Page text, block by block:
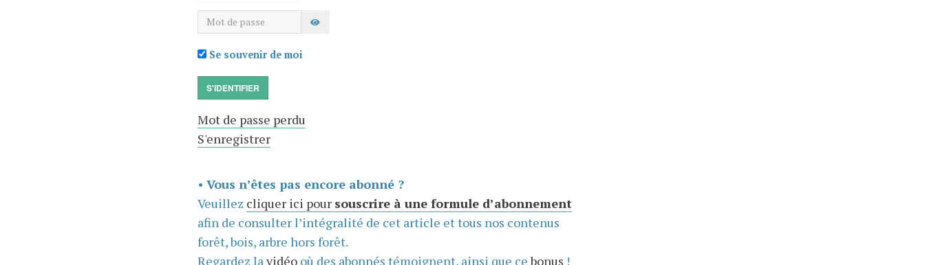
Mot de passe AFFICHER LE MOT DE PASSE
Se souvenir de moi
S'IDENTIFIER
Mot de passe perdu
S'enregistrer
• Vous n’êtes pas encore abonné ?
Veuillez cliquer ici pour souscrire à une formule d’abonnement
afin de consulter l’intégralité de cet article et tous nos contenus
forêt, bois, arbre hors forêt.
Regardez la vidéooù des abonnés témoignent, ainsi que cebonus !